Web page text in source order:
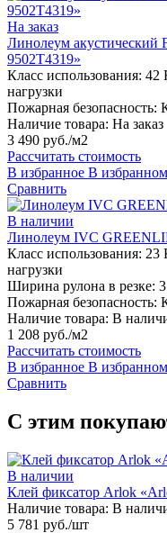
На заказ
Линолеум акустический
9502T4319»
Класс использования: 42
нагрузки
Пожарная безопасность:
Наличие товара: На заказ
3 490 руб./м2
Рассчитать стоимость
В избранное В избранном
Сравнить
В наличии
Линолеум IVC
Класс использования: 23
нагрузки
Ширина рулона в резке:
Пожарная безопасность:
Наличие товара: В
1 208 руб./м2
Рассчитать стоимость
В избранное В избранном
Сравнить
С этим
В наличии
Клей фиксатор Arlok
Наличие товара: В
5 781 руб./шт